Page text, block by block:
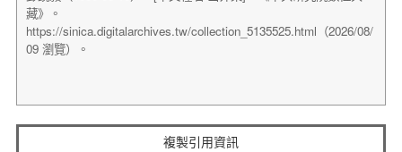
複製引用資訊